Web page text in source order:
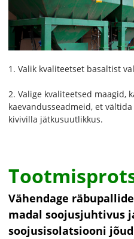
1. Valik kvaliteetset basaltist
2. Valige kvaliteetsed maagid,
kaevandusseadmeid, et
kivivilla jätkusuutlikkus.
Vähendage
madal soojusjuhtivus
soojusisolatsiooni